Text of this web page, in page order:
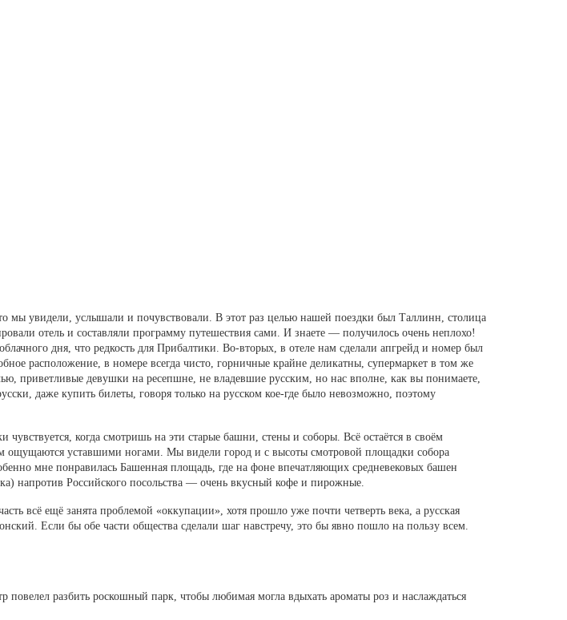
мы увидели, услышали и почувствовали. В этот раз целью нашей поездки был Таллинн, столица
отель и составляли программу путешествия сами. И знаете — получилось очень неплохо!
дня, что редкость для Прибалтики. Во-вторых, в отеле нам сделали апгрейд и номер был
расположение, в номере всегда чисто, горничные крайне деликатны, супермаркет в том же
приветливые девушки на ресепшне, не владевшие русским, но нас вполне, как вы понимаете,
даже купить билеты, говоря только на русском кое-где было невозможно, поэтому
когда смотришь на эти старые башни, стены и соборы. Всё остаётся в своём
ощущаются уставшими ногами. Мы видели город и с высоты смотровой площадки собора
мне понравилась Башенная площадь, где на фоне впечатляющих средневековых башен
напротив Российского посольства — очень вкусный кофе и пирожные.
всё ещё занята проблемой «оккупации», хотя прошло уже почти четверть века, а русская
Если бы обе части общества сделали шаг навстречу, это бы явно пошло на пользу всем.
разбить роскошный парк, чтобы любимая могла вдыхать ароматы роз и наслаждаться